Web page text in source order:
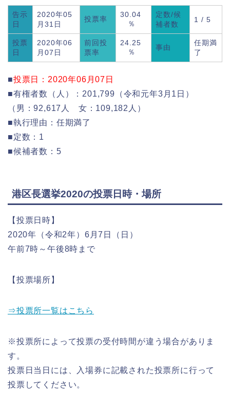
告示
日
2020年05
月31日
投票率
30.04
％
定数/候
補者数
1 / 5
投票
日
2020年06
月07日
前回投
票率
24.25
％
事由
任期満
了
■投票日：2020年06月07日
■有権者数（人）：201,799（令和元年3月1日）
（男：92,617人 女：109,182人）
■執行理由：任期満了
■定数：1
■候補者数：5
港区長選挙2020の投票日時・場所
【投票日時】
2020年（令和2年）6月7日（日）
午前7時～午後8時まで
【投票場所】
⇒投票所一覧はこちら
※投票所によって投票の受付時間が違う場合がありま
す。
投票日当日には、入場券に記載された投票所に行って
投票してください。